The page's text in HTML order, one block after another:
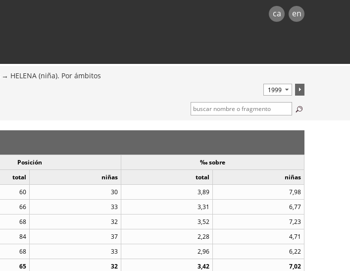
ca en
HELENA (niña). Por ámbitos
Posición
‰ sobre
total niñas total
niñas
60 30 3,89
7,98
66 33 3,31
6,77
68 32 3,52
7,23
84 37 2,28
4,71
68 33 2,96
6,22
65 32 3,42
7,02